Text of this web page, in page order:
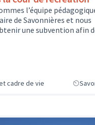
l’équipe
de Savonnières et nous
une subvention afin
cadre de vie